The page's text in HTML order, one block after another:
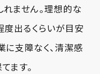
ません。理想的な
出るくらいが目安
に支障なく、清潔感
ます。